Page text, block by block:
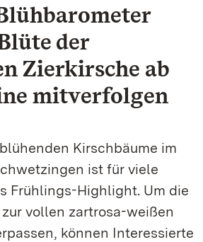
der
Zierkirsche ab
mitverfolgen
Kirschbäume im
ist für viele
Frühlings-Highlight. Um die
vollen zartrosa-weißen
können Interessierte